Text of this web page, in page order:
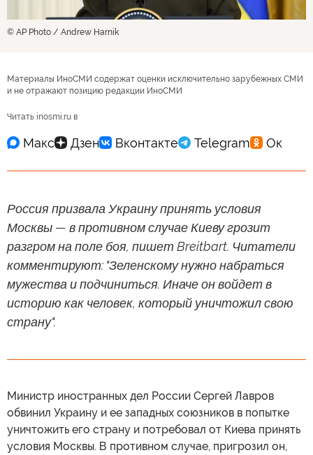
© AP Photo / Andrew Harnik
Материалы ИноСМИ содержат оценки исключительно зарубежных СМИ
и не отражают позицию редакции ИноСМИ
Читать inosmi.ru в
Россия призвала Украину принять условия
Москвы — в противном случае Киеву грозит
разгром на поле боя, пишет Breitbart. Читатели
комментируют: "Зеленскому нужно набраться
мужества и подчиниться. Иначе он войдет в
историю как человек, который уничтожил свою
страну".
Министр иностранных дел России Сергей Лавров
обвинил Украину и ее западных союзников в попытке
уничтожить его страну и потребовал от Киева принять
условия Москвы. В противном случае, пригрозил он,